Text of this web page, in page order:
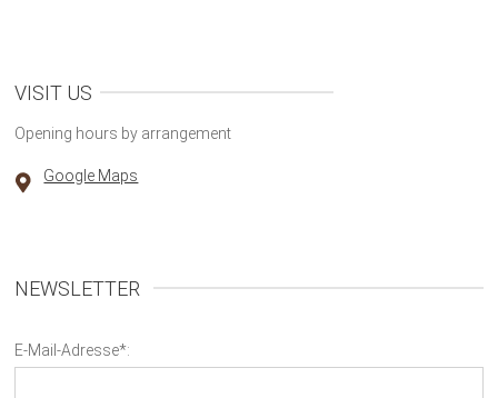
VISIT US
Opening hours by arrangement
Google Maps
NEWSLETTER
E-Mail-Adresse*: